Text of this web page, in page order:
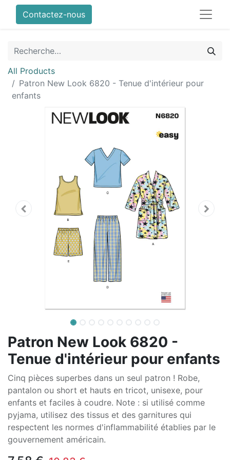
Contactez-nous
All Products
Patron New Look 6820 - Tenue d'intérieur pour
enfants
Patron New Look 6820 -
Tenue d'intérieur pour enfants
Cinq pièces superbes dans un seul patron ! Robe,
pantalon ou short et hauts en tricot, unisexe, pour
enfants et faciles à coudre. Note : si utilisé comme
pyjama, utilisez des tissus et des garnitures qui
respectent les normes d'inflammabilité établies par le
gouvernement américain.